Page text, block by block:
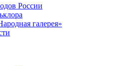
России
галерея»